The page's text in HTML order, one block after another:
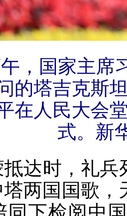
，国家主席
的塔吉克斯
在人民大会
式。新
时，礼兵
两国国歌